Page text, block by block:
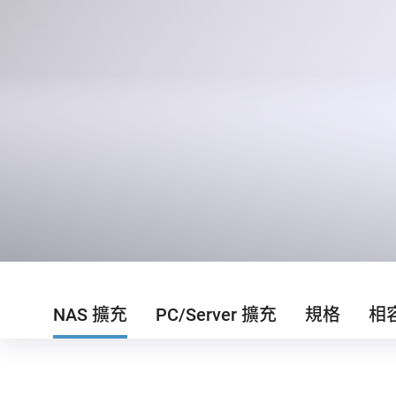
NAS 擴充 PC/Server 擴充 規格 相